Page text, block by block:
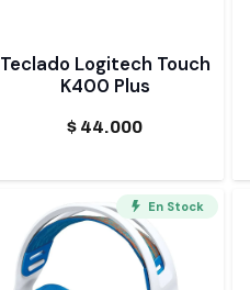
Teclado Logitech Touch
K400 Plus
$ 44.000
En Stock